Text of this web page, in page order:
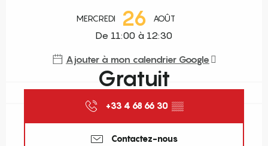
MERCREDI 26 AOÛT
De 11:00 à 12:30
Ajouter à mon calendrier Google
Gratuit
+33 4 68 66 30 ▒▒
Contactez-nous